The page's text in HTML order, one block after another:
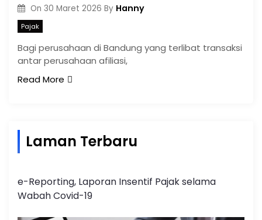
On 30 Maret 2026 By Hanny
Pajak
Bagi perusahaan di Bandung yang terlibat transaksi
antar perusahaan afiliasi,
Read More
Laman Terbaru
e-Reporting, Laporan Insentif Pajak selama
Wabah Covid-19